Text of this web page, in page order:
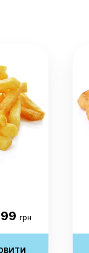
99 грн